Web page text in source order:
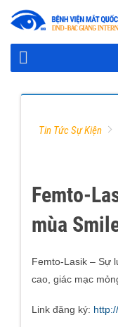
Tin Tức Sự Kiện
Femto-
mùa
Femto-Lasik – Sự
cao, giác mạc
Link đăng ký: